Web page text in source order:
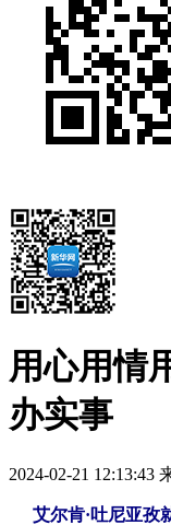
用心用情
办实事
2024-02-21 12:13:43
艾尔肯·吐尼亚孜